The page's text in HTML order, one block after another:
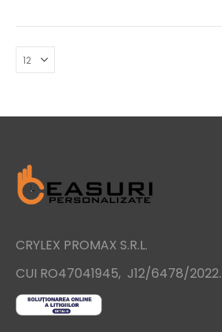
CRYLEX PROMAX S.R.L.
CUI RO47041945, J12/6478/2022.